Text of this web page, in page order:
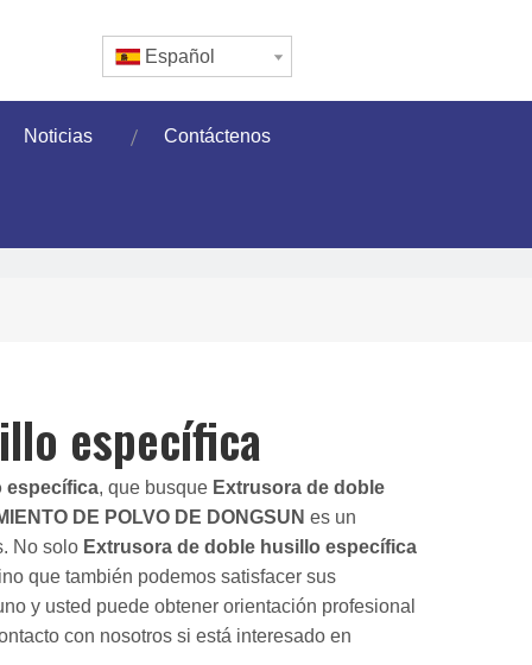
Español
Noticias Contáctenos
específica
específica, que busque Extrusora de doble
DE POLVO DE DONGSUN es un
No solo Extrusora de doble husillo específica
que también podemos satisfacer sus
y usted puede obtener orientación profesional
con nosotros si está interesado en